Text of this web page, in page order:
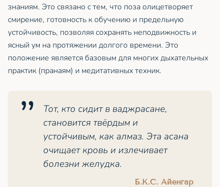
знаниям. Это связано с тем, что поза олицетворяет
смирение, готовность к обучению и предельную
устойчивость, позволяя сохранять неподвижность и
ясный ум на протяжении долгого времени. Это
положение является базовым для многих дыхательных
практик (пранаям) и медитативных техник.
Тот, кто сидит в ваджрасане,
становится твёрдым и
устойчивым, как алмаз. Эта асана
очищает кровь и излечивает
болезни желудка.
Б.К.С. Айенгар